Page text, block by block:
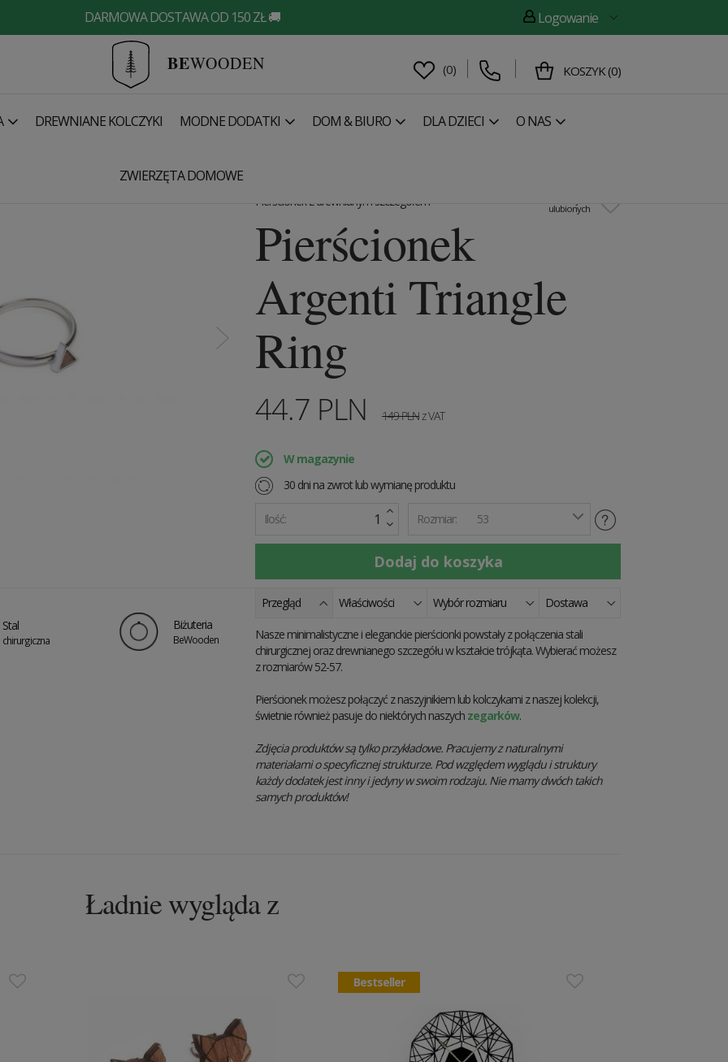
DARMOWA DOSTAWA OD 150 ZŁ 🚚 Logowanie
BEWOODEN (0) KOSZYK (0)
DREWNIANE KOLCZYKI MODNE DODATKI DOM & BIURO DLA DZIECI O NAS
ZWIERZĘTA DOMOWE
ulubionych
Pierścionek z drewnianym szczegółem
Pierścionek
Argenti Triangle
Ring
44.7 PLN 149PLNz VAT
W magazynie
30 dni na zwrot lub wymianę produktu
Ilość: Rozmiar: 53
Stal
chirurgiczna
Biżuteria
BeWooden
Przegląd Właściwości Wybór rozmiaru Dostawa
Nasze minimalistyczne i eleganckie pierścionki powstały z połączenia stali
chirurgicznej oraz drewnianego szczegółu w kształcie trójkąta. Wybierać możesz
z rozmiarów 52-57.
Pierścionek możesz połączyć z naszyjnikiem lub kolczykami z naszej kolekcji,
świetnie również pasuje do niektórych naszych zegarków.
Zdjęcia produktów są tylko przykładowe. Pracujemy z naturalnymi
materiałami o specyficznej strukturze. Pod względem wyglądu i struktury
każdy dodatek jest inny i jedyny w swoim rodzaju. Nie mamy dwóch takich
samych produktów!
Ładnie wygląda z
Bestseller